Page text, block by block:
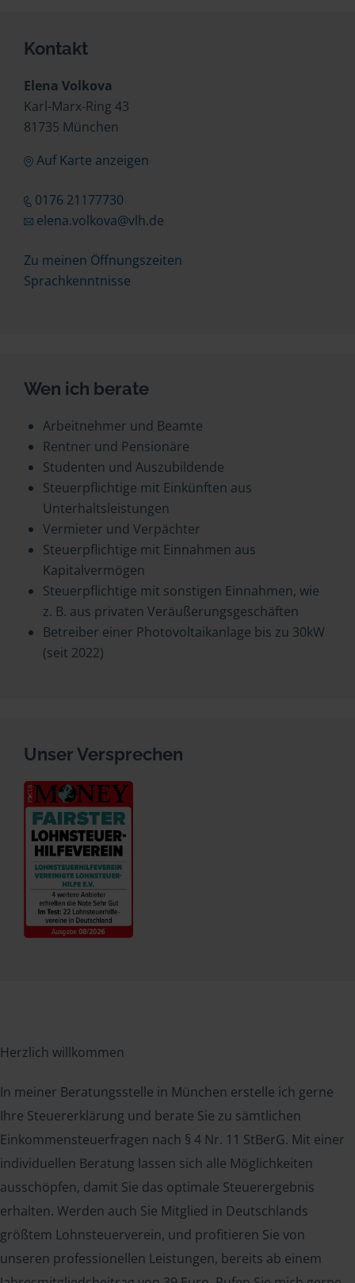
Kontakt
Elena Volkova
Karl-Marx-Ring 43
81735 München
Auf Karte anzeigen
0176 21177730
elena.volkova@vlh.de
Zu meinen Öffnungszeiten
Sprachkenntnisse
Wen ich berate
Arbeitnehmer und Beamte
Rentner und Pensionäre
Studenten und Auszubildende
Steuerpflichtige mit Einkünften aus
Unterhaltsleistungen
Vermieter und Verpächter
Steuerpflichtige mit Einnahmen aus
Kapitalvermögen
Steuerpflichtige mit sonstigen Einnahmen, wie
z. B. aus privaten Veräußerungsgeschäften
Betreiber einer Photovoltaikanlage bis zu 30kW
(seit 2022)
Unser Versprechen
Herzlich willkommen
In meiner Beratungsstelle in München erstelle ich gerne
Ihre Steuererklärung und berate Sie zu sämtlichen
Einkommensteuerfragen nach § 4 Nr. 11 StBerG. Mit einer
individuellen Beratung lassen sich alle Möglichkeiten
ausschöpfen, damit Sie das optimale Steuerergebnis
erhalten. Werden auch Sie Mitglied in Deutschlands
größtem Lohnsteuerverein, und profitieren Sie von
unseren professionellen Leistungen, bereits ab einem